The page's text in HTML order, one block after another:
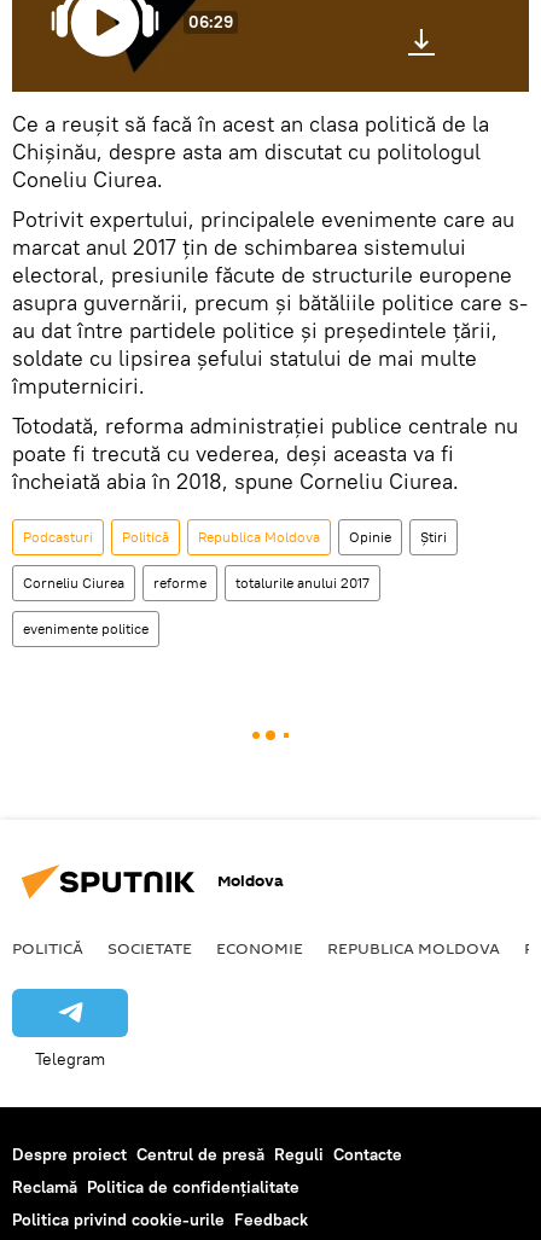
06:29
Ce a reușit să facă în acest an clasa politică de la
Chișinău, despre asta am discutat cu politologul
Coneliu Ciurea.
Potrivit expertului, principalele evenimente care au
marcat anul 2017 țin de schimbarea sistemului
electoral, presiunile făcute de structurile europene
asupra guvernării, precum și bătăliile politice care s-
au dat între partidele politice și președintele țării,
soldate cu lipsirea șefului statului de mai multe
împuterniciri.
Totodată, reforma administrației publice centrale nu
poate fi trecută cu vederea, deși aceasta va fi
încheiată abia în 2018, spune Corneliu Ciurea.
Podcasturi Politică Republica Moldova Opinie Știri
Corneliu Ciurea reforme totalurile anului 2017
evenimente politice
Moldova
POLITICĂ SOCIETATE ECONOMIE REPUBLICA MOLDOVA
Telegram
Despre proiect Centrul de presă Reguli Contacte
Reclamă Politica de confidențialitate
Politica privind cookie-urile Feedback